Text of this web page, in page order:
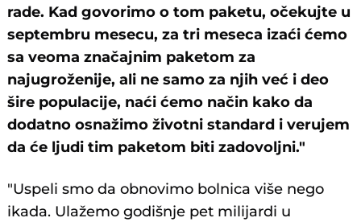
rade. Kad govorimo o tom paketu, očekujte u
septembru mesecu, za tri meseca izaći ćemo
sa veoma značajnim paketom za
najugroženije, ali ne samo za njih već i deo
šire populacije, naći ćemo način kako da
dodatno osnažimo životni standard i verujem
da će ljudi tim paketom biti zadovoljni."
"Uspeli smo da obnovimo bolnica više nego
ikada. Ulažemo godišnje pet milijardi u